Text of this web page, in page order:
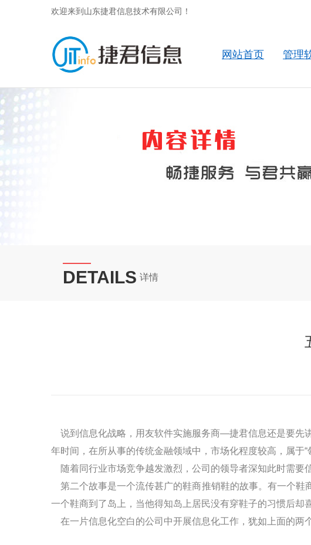
欢迎来到山东捷君信息技术有限公司！
网站首页 管理
DETAILS 详情
说到信息化战略，用友软件实施服务商—捷君信息还是要先
年时间，在所从事的传统金融领域中，市场化程度较高，属于“
随着同行业市场竞争越发激烈，公司的领导者深知此时需要
第二个故事是一个流传甚广的鞋商推销鞋的故事。有一个
一个鞋商到了岛上，当他得知岛上居民没有穿鞋子的习惯后却
在一片信息化空白的公司中开展信息化工作，犹如上面的